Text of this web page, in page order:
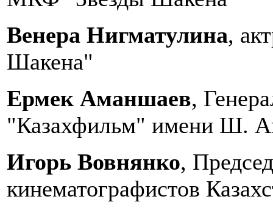
Венера Нигматулина,
Шакена"
Ермек Аманшаев,
"Казахфильм" имени Ш.
Игорь Вовнянко,
кинематографистов